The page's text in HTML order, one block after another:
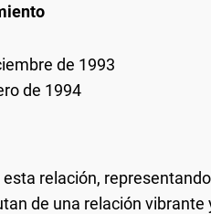
de 1993
de 1994
esta relación,
de una relación